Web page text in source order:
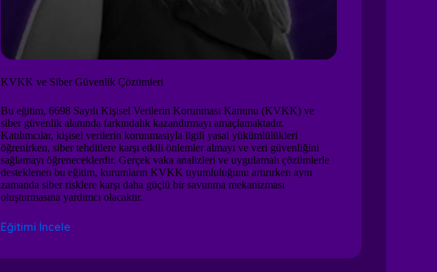
KVKK ve Siber Güvenlik Çözümleri
Bu eğitim, 6698 Sayılı Kişisel Verilerin Korunması Kanunu (KVKK) ve
siber güvenlik alanında farkındalık kazandırmayı amaçlamaktadır.
Katılımcılar, kişisel verilerin korunmasıyla ilgili yasal yükümlülükleri
öğrenirken, siber tehditlere karşı etkili önlemler almayı ve veri güvenliğini
sağlamayı öğreneceklerdir. Gerçek vaka analizleri ve uygulamalı çözümlerle
desteklenen bu eğitim, kurumların KVKK uyumluluğunu artırırken aynı
zamanda siber risklere karşı daha güçlü bir savunma mekanizması
oluşturmasına yardımcı olacaktır.
Eğitimi İncele